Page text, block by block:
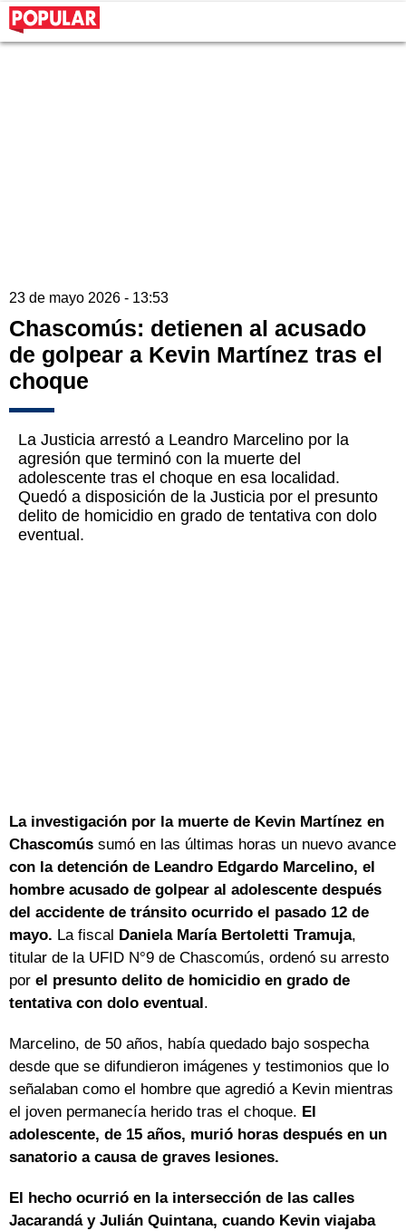
23 de mayo 2026 - 13:53
Chascomús: detienen al acusado
de golpear a Kevin Martínez tras el
choque
La Justicia arrestó a Leandro Marcelino por la
agresión que terminó con la muerte del
adolescente tras el choque en esa localidad.
Quedó a disposición de la Justicia por el presunto
delito de homicidio en grado de tentativa con dolo
eventual.
La investigación por la muerte de Kevin Martínez en
Chascomús sumó en las últimas horas un nuevo avance
con la detención de Leandro Edgardo Marcelino, el
hombre acusado de golpear al adolescente después
del accidente de tránsito ocurrido el pasado 12 de
mayo. La fiscal Daniela María Bertoletti Tramuja,
titular de la UFID N°9 de Chascomús, ordenó su arresto
por el presunto delito de homicidio en grado de
tentativa con dolo eventual.
Marcelino, de 50 años, había quedado bajo sospecha
desde que se difundieron imágenes y testimonios que lo
señalaban como el hombre que agredió a Kevin mientras
el joven permanecía herido tras el choque. El
adolescente, de 15 años, murió horas después en un
sanatorio a causa de graves lesiones.
El hecho ocurrió en la intersección de las calles
Jacarandá y Julián Quintana, cuando Kevin viajaba